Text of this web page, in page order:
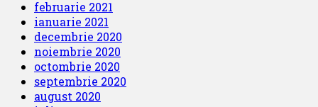
februarie 2021
ianuarie 2021
decembrie 2020
noiembrie 2020
octombrie 2020
septembrie 2020
august 2020